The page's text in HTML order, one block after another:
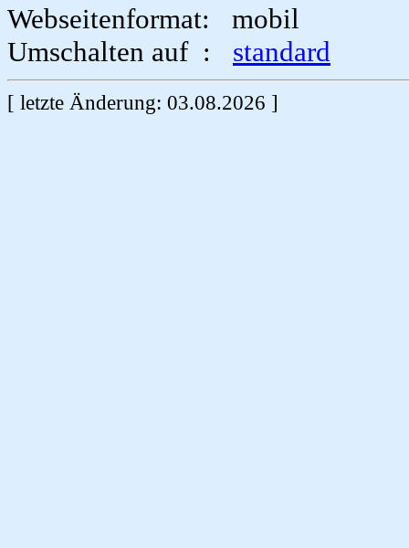
Webseitenformat: mobil
Umschalten auf : standard
[ letzte Änderung: 03.08.2026 ]